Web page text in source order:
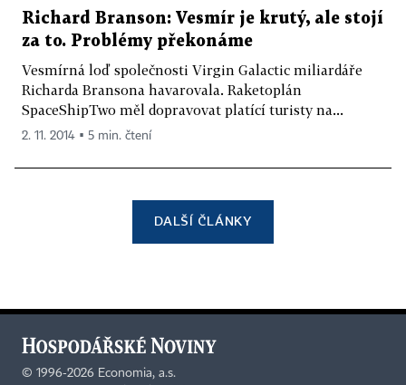
Richard Branson: Vesmír je krutý, ale stojí
za to. Problémy překonáme
Vesmírná loď společnosti Virgin Galactic miliardáře
Richarda Bransona havarovala. Raketoplán
SpaceShipTwo měl dopravovat platící turisty na...
2. 11. 2014 ▪ 5 min. čtení
DALŠÍ ČLÁNKY
© 1996-2026 Economia, a.s.